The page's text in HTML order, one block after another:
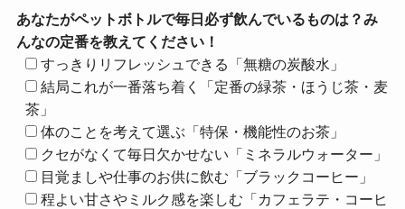
あなたがペットボトルで毎日必ず飲んでいるものは？み
んなの定番を教えてください！
すっきりリフレッシュできる「無糖の炭酸水」
結局これが一番落ち着く「定番の緑茶・ほうじ茶・麦
茶」
体のことを考えて選ぶ「特保・機能性のお茶」
クセがなくて毎日欠かせない「ミネラルウォーター」
目覚ましや仕事のお供に飲む「ブラックコーヒー」
程よい甘さやミルク感を楽しむ「カフェラテ・コーヒ